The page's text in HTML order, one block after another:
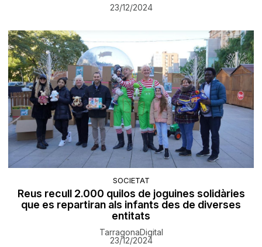
23/12/2024
SOCIETAT
Reus recull 2.000 quilos de joguines solidàries
que es repartiran als infants des de diverses
entitats
TarragonaDigital
23/12/2024